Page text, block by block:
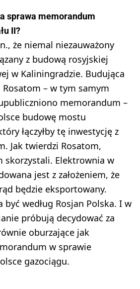
sprawa memorandum
II?
że niemal niezauważony
z budową rosyjskiej
w Kaliningradzie. Budująca
Rosatom – w tym samym
memorandum –
budowę mostu
łączyłby tę inwestycję z
Jak twierdzi Rosatom,
skorzystali. Elektrownia w
jest z założeniem, że
będzie eksportowany.
być według Rosjan Polska. I w
próbują decydować za
oburzające jak
w sprawie
gazociągu.